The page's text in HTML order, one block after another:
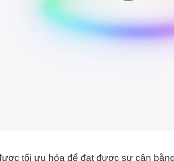
tối ưu hóa để đạt được sự cân